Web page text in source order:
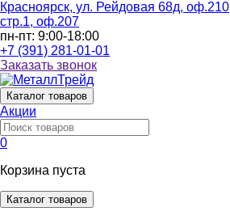
Красноярск, ул. Рейдовая 68д, оф.210
стр.1, оф.207
пн-пт: 9:00-18:00
+7 (391) 281-01-01
Заказать звонок
Каталог товаров
Акции
0
Корзина пуста
Каталог товаров